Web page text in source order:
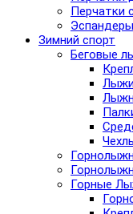
Перчатки
Зимний спорт
Беговые
Горные